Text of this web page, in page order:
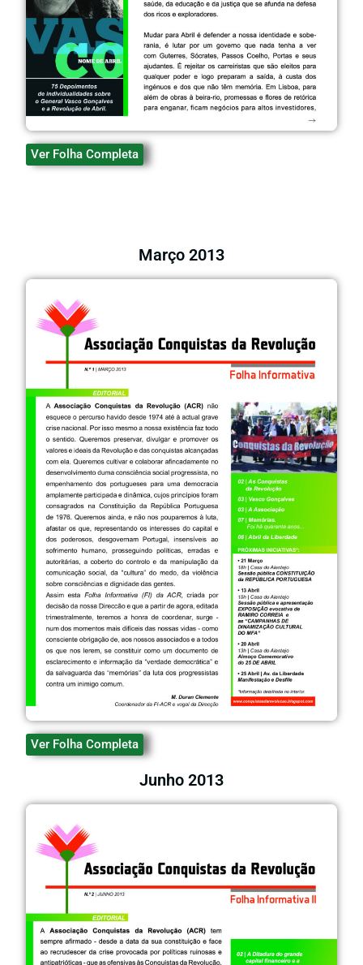
Ver Folha Completa
Março 2013
Ver Folha Completa
Junho 2013